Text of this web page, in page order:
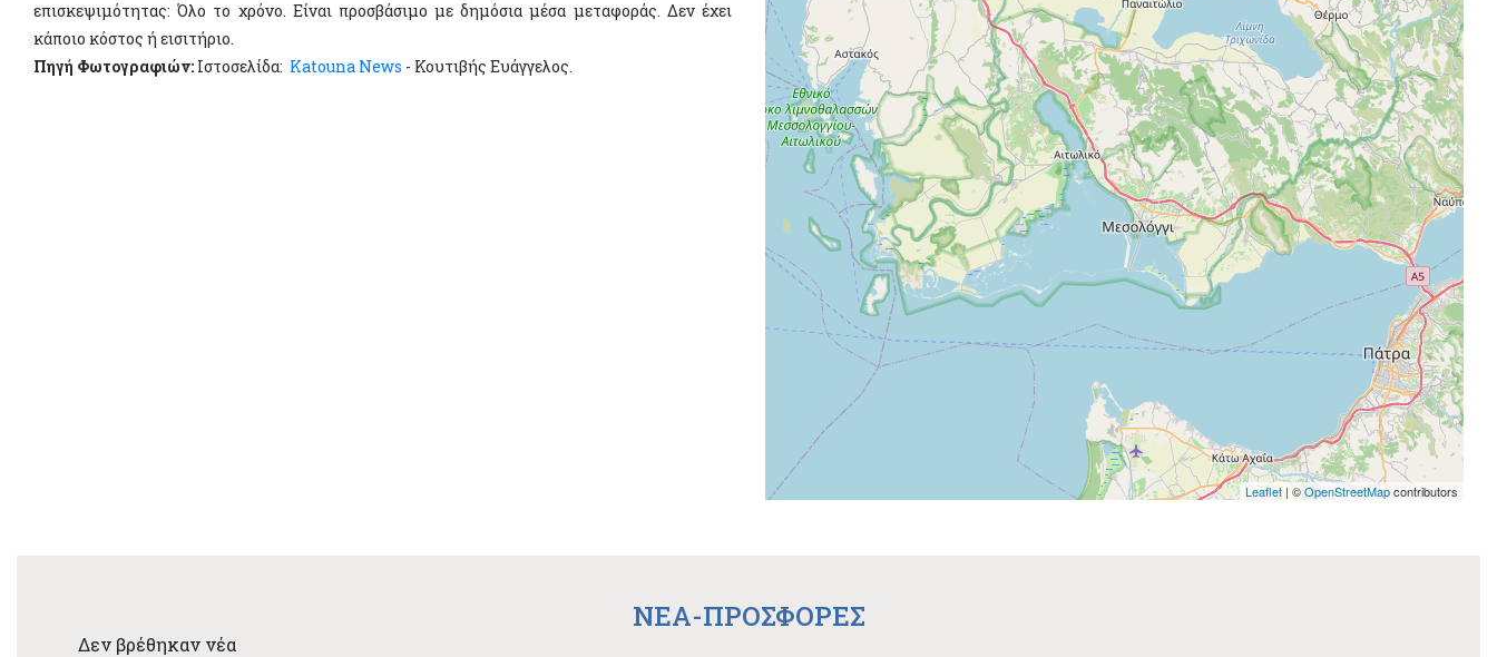
επισκεψιμότητας: Όλο το χρόνο. Είναι προσβάσιμο με δημόσια μέσα μεταφοράς. Δεν έχει
κάποιο κόστος ή εισιτήριο.
Πηγή Φωτογραφιών: Ιστοσελίδα: Katouna News - Κουτιβής Ευάγγελος.
Leaflet | ©OpenStreetMapcontributors
NEA-ΠΡΟΣΦΟΡΕΣ
Δεν βρέθηκαν νέα